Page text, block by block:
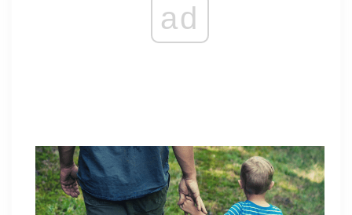
ad